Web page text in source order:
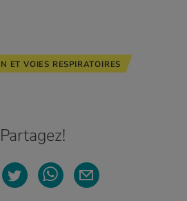
ET VOIES RESPIRATOIRES
Partagez!